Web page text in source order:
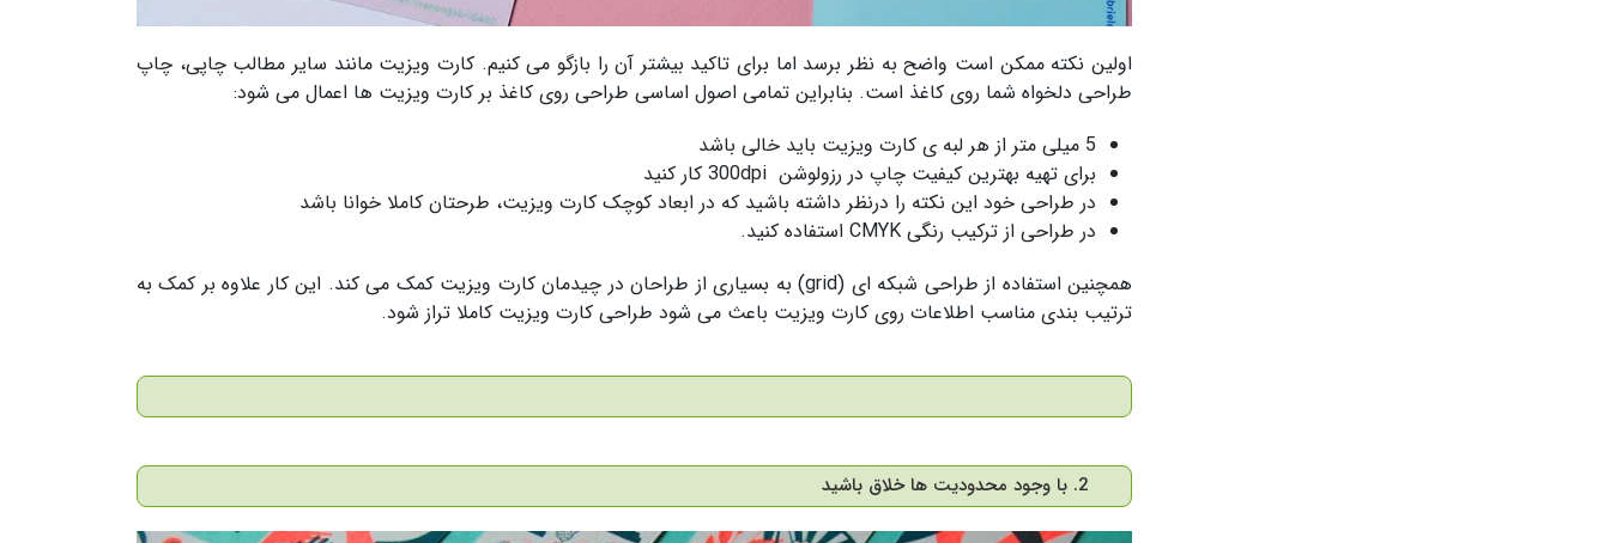
اولین نکته ممکن است واضح به نظر برسد اما برای تاکید بیشتر آن را بازگو می کنیم. کارت ویزیت مانند سایر مطالب چاپی، چاپ
طراحی دلخواه شما روی کاغذ است. بنابراین تمامی اصول اساسی طراحی روی کاغذ بر کارت ویزیت ها اعمال می شود:
5 میلی متر از هر لبه ی کارت ویزیت باید خالی باشد
برای تهیه بهترین کیفیت چاپ در رزولوشن 300dpi کار کنید
در طراحی خود این نکته را درنظر داشته باشید که در ابعاد کوچک کارت ویزیت، طرحتان کاملا خوانا باشد
در طراحی از ترکیب رنگی CMYK استفاده کنید.
همچنین استفاده از طراحی شبکه ای (grid) به بسیاری از طراحان در چیدمان کارت ویزیت کمک می کند. این کار علاوه بر کمک به
ترتیب بندی مناسب اطلاعات روی کارت ویزیت باعث می شود طراحی کارت ویزیت کاملا تراز شود.
2. با وجود محدودیت ها خلاق باشید